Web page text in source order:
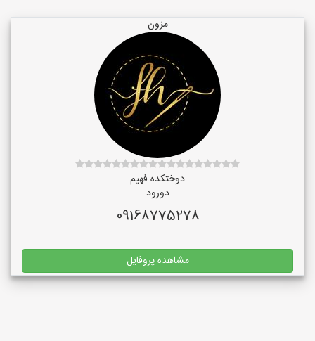
مزون
دوختکده فهیم
دورود
09168775278
مشاهده پروفایل